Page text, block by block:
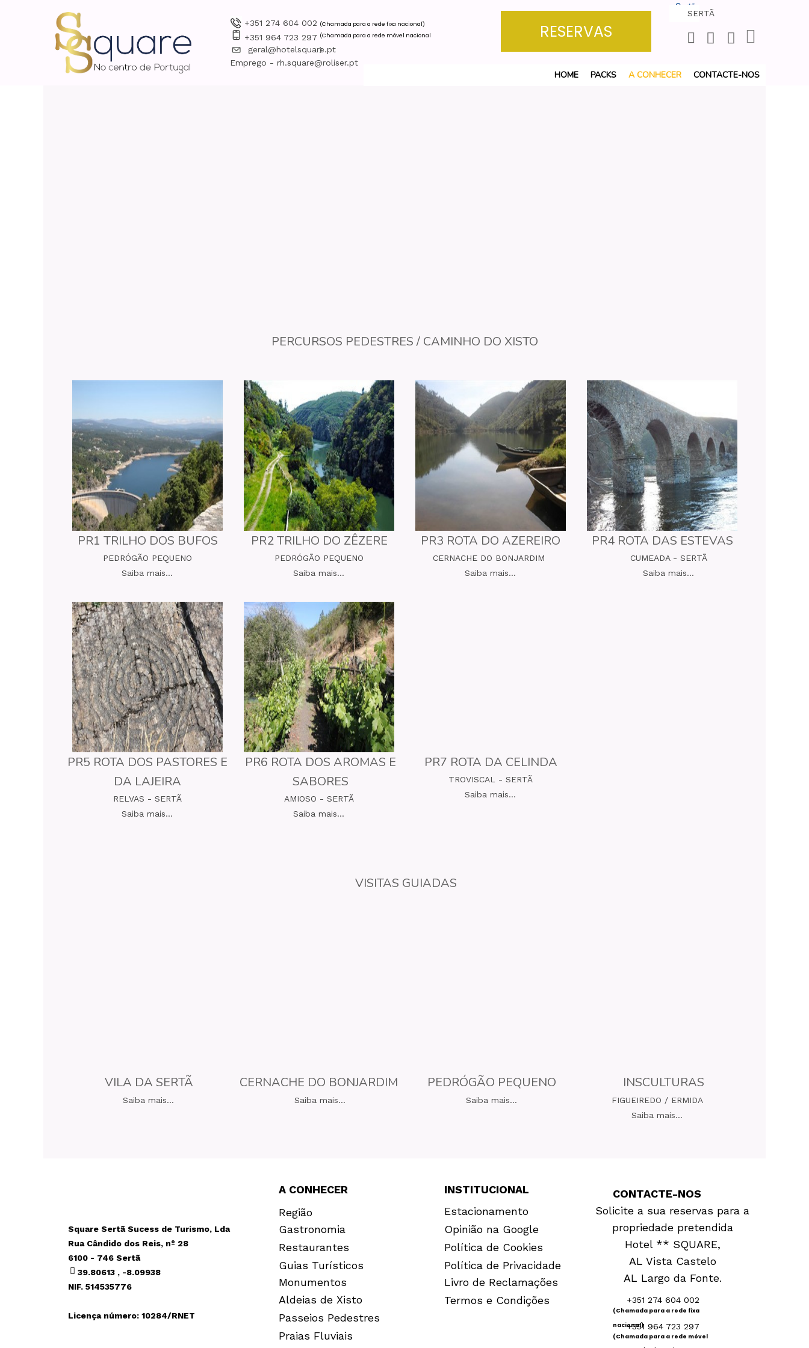
HOME PACKS A CONHECER CONTACTE-NOS
+351 274 604 002
+351 964 723 297
geral@hotelsquare.pt
(Chamada para a rede fixa nacional)
(Chamada para a rede móvel nacional
)
RESERVAS
Sertã
30°C
SERTÃ
Emprego - rh.square@roliser.pt
PERCURSOS PEDESTRES / CAMINHO DO XISTO
PR1 TRILHO DOS BUFOS
PEDRÓGÃO PEQUENO
PR2 TRILHO DO ZÊZERE
PEDRÓGÃO PEQUENO
PR3 ROTA DO AZEREIRO
CERNACHE DO BONJARDIM
PR4 ROTA DAS ESTEVAS
CUMEADA - SERTÃ
Saiba mais...
Saiba mais... Saiba mais... Saiba mais...
PR5 ROTA DOS PASTORES E
DA LAJEIRA
RELVAS - SERTÃ
PR6 ROTA DOS AROMAS E
SABORES
AMIOSO - SERTÃ
PR7 ROTA DA CELINDA
TROVISCAL - SERTÃ
Saiba mais... Saiba mais...
Saiba mais...
VISITAS GUIADAS
VILA DA SERTÃ CERNACHE DO BONJARDIM PEDRÓGÃO PEQUENO INSCULTURAS
FIGUEIREDO / ERMIDA
Saiba mais... Saiba mais...
Saiba mais...
Saiba mais...
Square Sertã Sucess de Turismo, Lda
Rua Cândido dos Reis, nº 28
6100 - 746 Sertã
39.80613 , -8.09938
NIF. 514535776
Licença número: 10284/RNET
Política de Privacidade
Política de Cookies
Opinião na Google
Estacionamento
Livro de Reclamações
Termos e Condições
+351 274 604 002
(Chamada para a rede fixa
nacional)
(Chamada para a rede móvel
+351 964 723 297
Região
Gastronomia
Guias Turísticos
Monumentos
Aldeias de Xisto
Passeios Pedestres
Praias Fluviais
INSTITUCIONAL
A CONHECER
Restaurantes
Solicite a sua reservas para a
propriedade pretendida
Hotel ** SQUARE,
AL Vista Castelo
AL Largo da Fonte.
CONTACTE-NOS